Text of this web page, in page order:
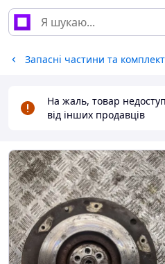
Запасні частини та
На жаль, товар
від інших продавців